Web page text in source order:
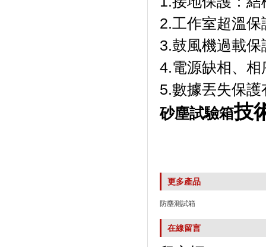
2.工作室超溫
3.鼓風機過載保
4.電源缺相、
5.數據丟失保
砂塵試驗箱技
更多產品
防塵測試箱
在線留言